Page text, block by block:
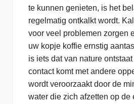
te kunnen genieten, is het
regelmatig ontkalkt wordt.
voor veel problemen zorgen
uw kopje koffie ernstig
is iets dat van nature
contact komt met andere
wordt veroorzaakt door de
water die zich afzetten op de